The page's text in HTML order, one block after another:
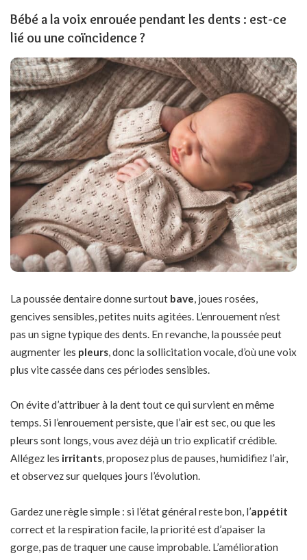
Bébé a la voix enrouée pendant les dents : est-ce
lié ou une coïncidence ?
La poussée dentaire donne surtout bave, joues rosées,
gencives sensibles, petites nuits agitées. L’enrouement n’est
pas un signe typique des dents. En revanche, la poussée peut
augmenter les pleurs, donc la sollicitation vocale, d’où une voix
plus vite cassée dans ces périodes sensibles.
On évite d’attribuer à la dent tout ce qui survient en même
temps. Si l’enrouement persiste, que l’air est sec, ou que les
pleurs sont longs, vous avez déjà un trio explicatif crédible.
Allégez les irritants, proposez plus de pauses, humidifiez l’air,
et observez sur quelques jours l’évolution.
Gardez une règle simple : si l’état général reste bon, l’appétit
correct et la respiration facile, la priorité est d’apaiser la
gorge, pas de traquer une cause improbable. L’amélioration